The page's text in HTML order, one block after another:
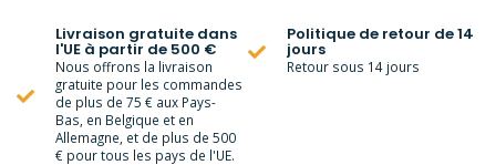
Livraison gratuite dans
l'UE à partir de 500 €
Nous offrons la livraison
gratuite pour les commandes
de plus de 75 € aux Pays-
Bas, en Belgique et en
Allemagne, et de plus de 500
€ pour tous les pays de l'UE.
Politique de retour de 14
jours
Retour sous 14 jours